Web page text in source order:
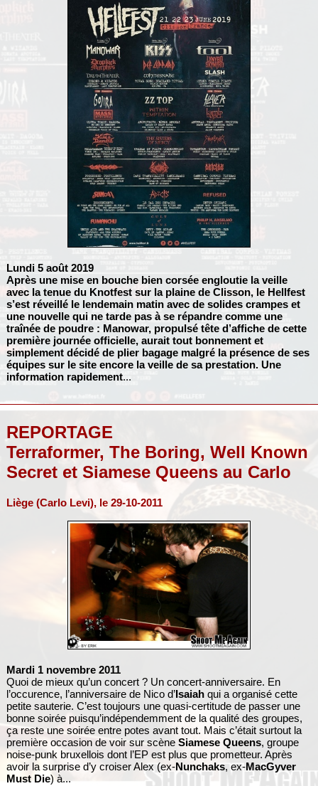
Lundi 5 août 2019
Après une mise en bouche bien corsée engloutie la veille
avec la tenue du Knotfest sur la plaine de Clisson, le Hellfest
s’est réveillé le lendemain matin avec de solides crampes et
une nouvelle qui ne tarde pas à se répandre comme une
traînée de poudre : Manowar, propulsé tête d’affiche de cette
première journée officielle, aurait tout bonnement et
simplement décidé de plier bagage malgré la présence de ses
équipes sur le site encore la veille de sa prestation. Une
information rapidement...
REPORTAGE
Terraformer, The Boring, Well Known
Secret et Siamese Queens au Carlo
Liège (Carlo Levi), le 29-10-2011
Mardi 1 novembre 2011
Quoi de mieux qu’un concert ? Un concert-anniversaire. En
l’occurence, l’anniversaire de Nico d’Isaiahqui a organisé cette
petite sauterie. C’est toujours une quasi-certitude de passer une
bonne soirée puisqu’indépendemment de la qualité des groupes,
ça reste une soirée entre potes avant tout. Mais c’était surtout la
première occasion de voir sur scène Siamese Queens, groupe
noise-punk bruxellois dont l’EP est plus que prometteur. Après
avoir la surprise d’y croiser Alex (ex-Nunchaks, ex-MacGyver
Must Die) à...